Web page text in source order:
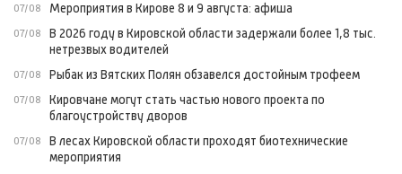
07/08 Мероприятия в Кирове 8 и 9 августа: афиша
07/08
В 2026 году в Кировской области задержали более 1,8 тыс.
нетрезвых водителей
07/08 Рыбак из Вятских Полян обзавелся достойным трофеем
07/08
Кировчане могут стать частью нового проекта по
благоустройству дворов
07/08
В лесах Кировской области проходят биотехнические
мероприятия